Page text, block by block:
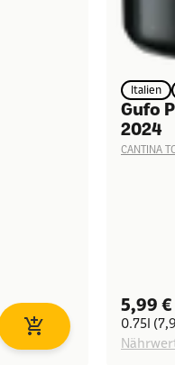
In den Warenkorb
Italien
Gufo
2024
CANTINA
5,99 €
0.75l